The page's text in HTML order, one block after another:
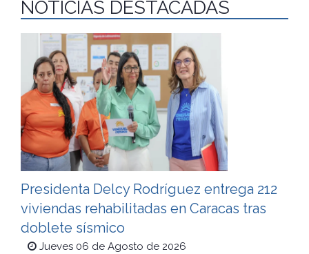
NOTICIAS DESTACADAS
Presidenta Delcy Rodríguez entrega 212
viviendas rehabilitadas en Caracas tras
doblete sísmico
Jueves 06 de Agosto de 2026